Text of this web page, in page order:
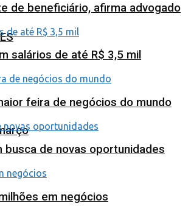
de beneficiário, afirma advogado
salários de até R$ 3,5 mil
feira de negócios do mundo
de novas oportunidades
em negócios